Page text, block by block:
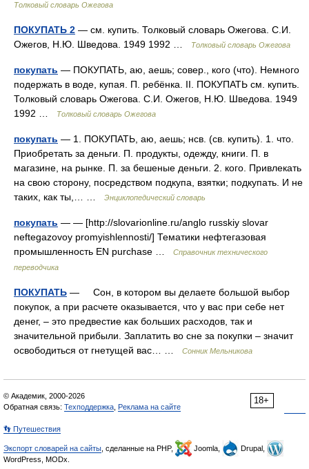
Толковый словарь Ожегова
ПОКУПАТЬ 2 — см. купить. Толковый словарь Ожегова. С.И.
Ожегов, Н.Ю. Шведова. 1949 1992 …
Толковый словарь Ожегова
покупать — ПОКУПАТЬ, аю, аешь; совер., кого (что). Немного
подержать в воде, купая. П. ребёнка. II. ПОКУПАТЬ см. купить.
Толковый словарь Ожегова. С.И. Ожегов, Н.Ю. Шведова. 1949
1992 …
Толковый словарь Ожегова
покупать — 1. ПОКУПАТЬ, аю, аешь; нсв. (св. купить). 1. что.
Приобретать за деньги. П. продукты, одежду, книги. П. в
магазине, на рынке. П. за бешеные деньги. 2. кого. Привлекать
на свою сторону, посредством подкупа, взятки; подкупать. И не
таких, как ты,… …
Энциклопедический словарь
покупать — — [http://slovarionline.ru/anglo russkiy slovar
neftegazovoy promyishlennosti/] Тематики нефтегазовая
промышленность EN purchase …
Справочник технического
переводчика
ПОКУПАТЬ — Сон, в котором вы делаете большой выбор
покупок, а при расчете оказывается, что у вас при себе нет
денег, – это предвестие как больших расходов, так и
значительной прибыли. Заплатить во сне за покупки – значит
освободиться от гнетущей вас… …
Сонник Мельникова
18+
© Академик, 2000-2026
Обратная связь: Техподдержка Реклама на сайте
👣 Путешествия
Экспорт словарей на сайты , сделанные на PHP, Joomla,
Drupal,
WordPress, MODx.